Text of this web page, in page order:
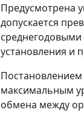
Предусмотрена
допускается
среднегодовыми
установления и
максимальным
обмена между